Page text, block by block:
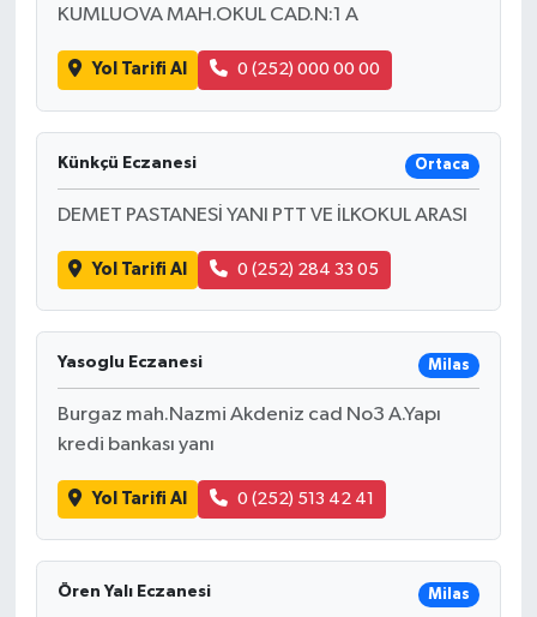
KUMLUOVA MAH.OKUL CAD.N:1 A
Yol Tarifi Al 0 (252) 000 00 00
Künkçü Eczanesi Ortaca
DEMET PASTANESİ YANI PTT VE İLKOKUL ARASI
Yol Tarifi Al 0 (252) 284 33 05
Yasoglu Eczanesi Milas
Burgaz mah.Nazmi Akdeniz cad No3 A.Yapı
kredi bankası yanı
Yol Tarifi Al 0 (252) 513 42 41
Ören Yalı Eczanesi Milas